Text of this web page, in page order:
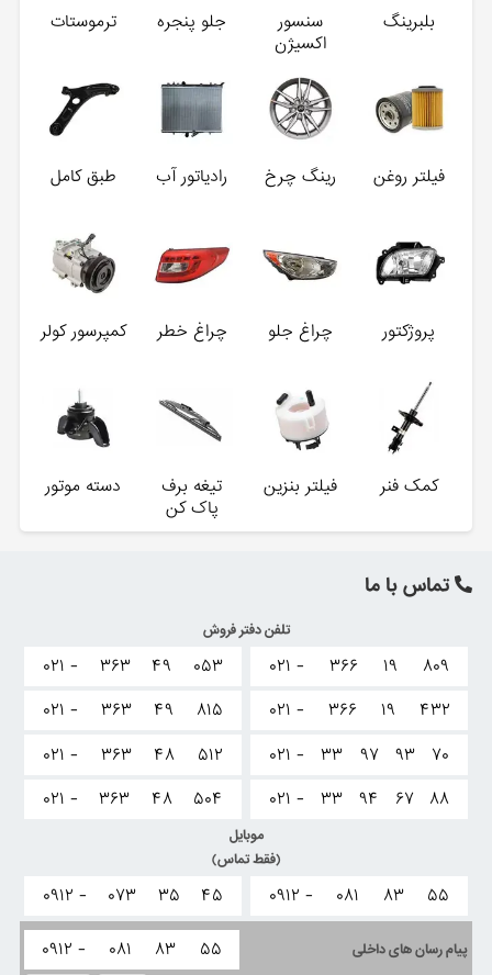
بلبرینگ
سنسور
اکسیژن
جلو پنجره ترموستات
فیلتر روغن رینگ چرخ رادیاتور آب طبق کامل
پروژکتور چراغ جلو چراغ خطر کمپرسور کولر
کمک فنر فیلتر بنزین
تیغه برف
پاک کن
دسته موتور
تماس با ما
تلفن دفتر فروش
۰۲۱ - ۳۶۶ ۱۹
۸۰۹
۰۲۱ -
۳۶۶ ۱۹
۴۳۲
۰۲۱ -
۳۳ ۹۷ ۹۳
۷۰
۰۲۱ -
۳۳ ۹۴ ۶۷ ۸۸
۰۲۱ - ۳۶۳ ۴۹
۰۵۳
۰۲۱ -
۳۶۳ ۴۹
۸۱۵
۰۲۱ -
۳۶۳ ۴۸
۵۱۲
۰۲۱ -
۳۶۳ ۴۸ ۵۰۴
موبایل
(فقط تماس)
۰۹۱۲ - ۰۸۱ ۸۳ ۵۵ ۰۹۱۲ - ۰۷۳ ۳۵ ۴۵
پیام رسان های داخلی ۰۹۱۲ - ۰۸۱ ۸۳ ۵۵